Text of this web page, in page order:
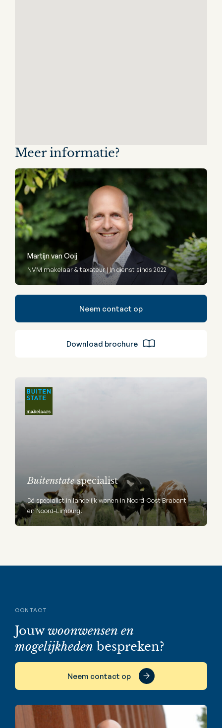
Meer informatie?
Martijn van Ooij
NVM makelaar & taxateur | In dienst sinds 2022
Neem contact op
Download brochure
Buitenstatespecialist
Dé specialist in landelijk wonen in Noord-Oost Brabant
en Noord-Limburg.
CONTACT
Jouwwoonwensen en
mogelijkheden bespreken?
Neem contact op